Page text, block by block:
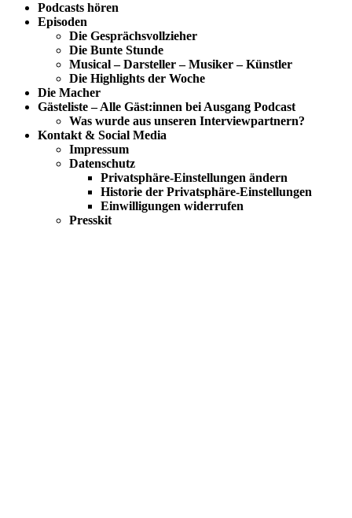
Podcasts hören
Episoden
Die Gesprächsvollzieher
Die Bunte Stunde
Musical – Darsteller – Musiker – Künstler
Die Highlights der Woche
Die Macher
Gästeliste – Alle Gäst:innen bei Ausgang Podcast
Was wurde aus unseren Interviewpartnern?
Kontakt & Social Media
Impressum
Datenschutz
Privatsphäre-Einstellungen ändern
Historie der Privatsphäre-Einstellungen
Einwilligungen widerrufen
Presskit